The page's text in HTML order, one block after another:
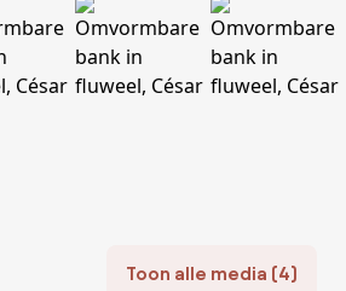
Toon alle media (4)